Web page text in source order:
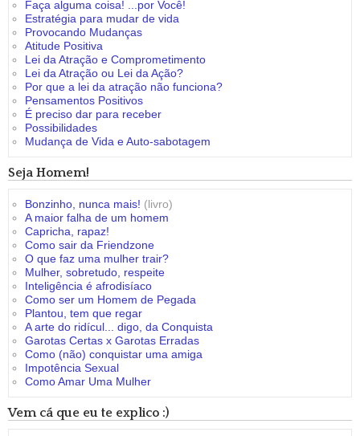
Faça alguma coisa! ...por Você!
Estratégia para mudar de vida
Provocando Mudanças
Atitude Positiva
Lei da Atração e Comprometimento
Lei da Atração ou Lei da Ação?
Por que a lei da atração não funciona?
Pensamentos Positivos
É preciso dar para receber
Possibilidades
Mudança de Vida e Auto-sabotagem
Seja Homem!
Bonzinho, nunca mais! (livro)
A maior falha de um homem
Capricha, rapaz!
Como sair da Friendzone
O que faz uma mulher trair?
Mulher, sobretudo, respeite
Inteligência é afrodisíaco
Como ser um Homem de Pegada
Plantou, tem que regar
A arte do ridícul... digo, da Conquista
Garotas Certas x Garotas Erradas
Como (não) conquistar uma amiga
Impotência Sexual
Como Amar Uma Mulher
Vem cá que eu te explico :)